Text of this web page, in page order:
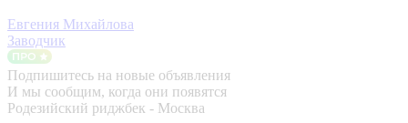
Евгения Михайлова
Заводчик
Подпишитесь на новые объявления
И мы сообщим, когда они появятся
Родезийский риджбек - Москва